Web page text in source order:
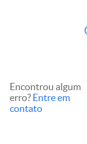
Encontrou algum
erro? Entre em
contato